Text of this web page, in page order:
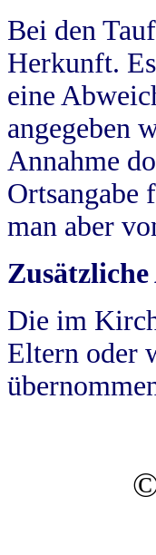
Bei den
Herkunft.
eine
angegeben
Annahme
Ortsangabe
man aber
Die im
Eltern oder